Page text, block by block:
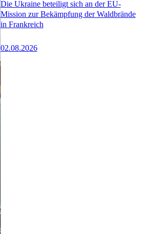
Die Ukraine beteiligt sich an der EU-
Mission zur Bekämpfung der Waldbrände
in Frankreich
02.08.2026